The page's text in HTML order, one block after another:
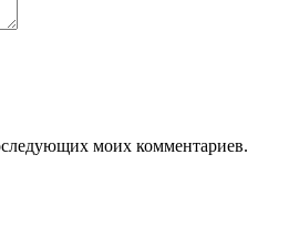
моих комментариев.